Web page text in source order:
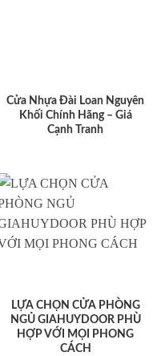
Cửa Nhựa Đài Loan Nguyên
Khối Chính Hãng – Giá
Cạnh Tranh
LỰA CHỌN CỬA PHÒNG
NGỦ GIAHUYDOOR PHÙ
HỢP VỚI MỌI PHONG
CÁCH